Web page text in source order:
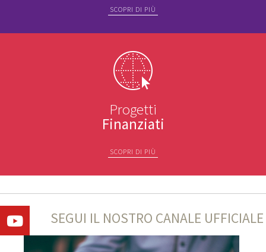
SCOPRI DI PIÙ
Progetti
Finanziati
SCOPRI DI PIÙ
SEGUI IL NOSTRO CANALE UFFICIALE